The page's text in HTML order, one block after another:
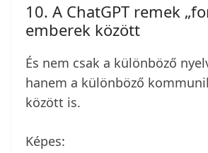
10. A ChatGPT remek
emberek között
És nem csak a különböző
hanem a különböző
között is.
Képes: